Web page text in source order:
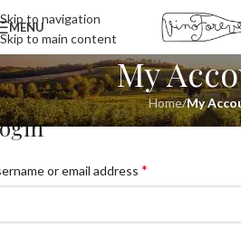
Skip to navigation
Skip to main content
MENU
My
Home/My
or email address *